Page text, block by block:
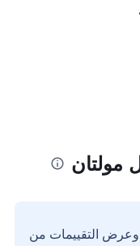
مولتان
وعرض التقييمات من